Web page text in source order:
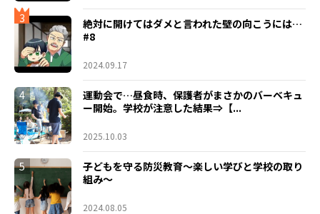
3
絶対に開けてはダメと言われた壁の向こうには…
#8
2024.09.17
4
運動会で…昼食時、保護者がまさかのバーベキュ
ー開始。学校が注意した結果⇒【...
2025.10.03
5
子どもを守る防災教育～楽しい学びと学校の取り
組み～
2024.08.05